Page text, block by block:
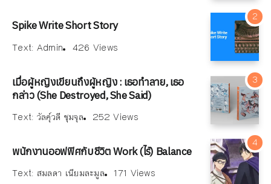
Spike Write Short Story
Text: Admin 426 Views
เมื่อผู้หญิงเขียนถึงผู้หญิง : เธอทำลาย, เธอ
กล่าว (She Destroyed, She Said)
Text: วัลคุ์วดี ชุมจุล 252 Views
พนักงานออฟฟิศกับชีวิต Work (ไร้) Balance
Text: สมลดา เนียมละมูล 171 Views